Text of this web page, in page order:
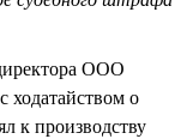
ООО
о
к производству